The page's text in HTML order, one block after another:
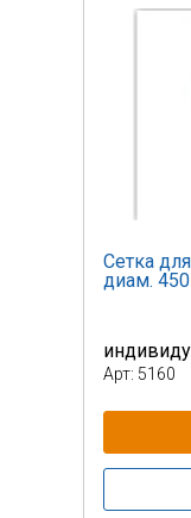
Сетка
диам.
Арт: 5160